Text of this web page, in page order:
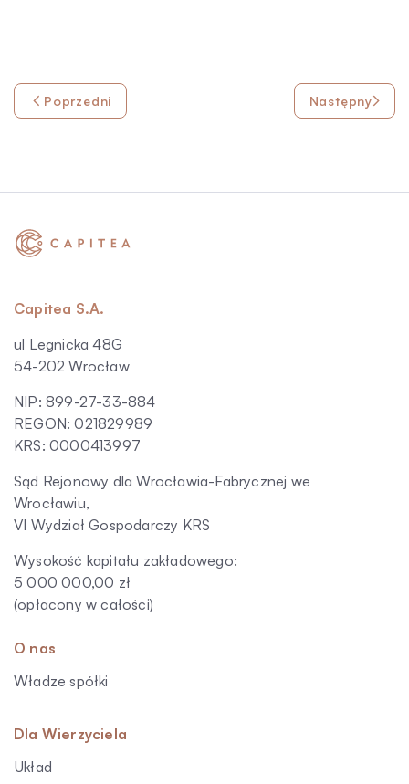
Poprzedni Następny
Capitea S.A.
ul Legnicka 48G
54-202 Wrocław
NIP: 899-27-33-884
REGON: 021829989
KRS: 0000413997
Sąd Rejonowy dla Wrocławia-Fabrycznej we
Wrocławiu,
VI Wydział Gospodarczy KRS
Wysokość kapitału zakładowego:
5 000 000,00 zł
(opłacony w całości)
O nas
Władze spółki
Dla Wierzyciela
Układ